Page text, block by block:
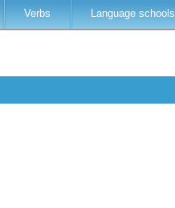
Verbs Language schools